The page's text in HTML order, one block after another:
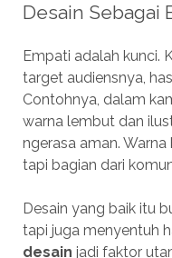
Desain Sebagai
Empati adalah kunci.
target audiensnya,
Contohnya, dalam
warna lembut dan
ngerasa aman.
tapi bagian dari
Desain yang baik itu
tapi juga menyentuh
desain jadi faktor